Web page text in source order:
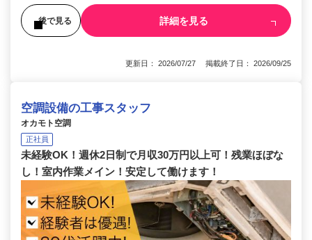
後で見る 詳細を見る
更新日： 2026/07/27 掲載終了日： 2026/09/25
空調設備の工事スタッフ
オカモト空調
正社員
未経験OK！週休2日制で月収30万円以上可！残業ほぼな
し！室内作業メイン！安定して働けます！